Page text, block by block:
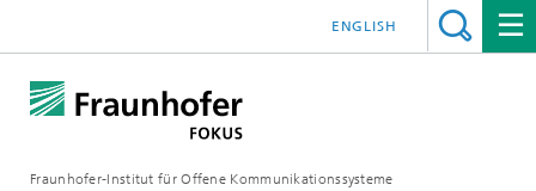
Fraunhofer-Institut für Offene Kommunikationssysteme
ENGLISH